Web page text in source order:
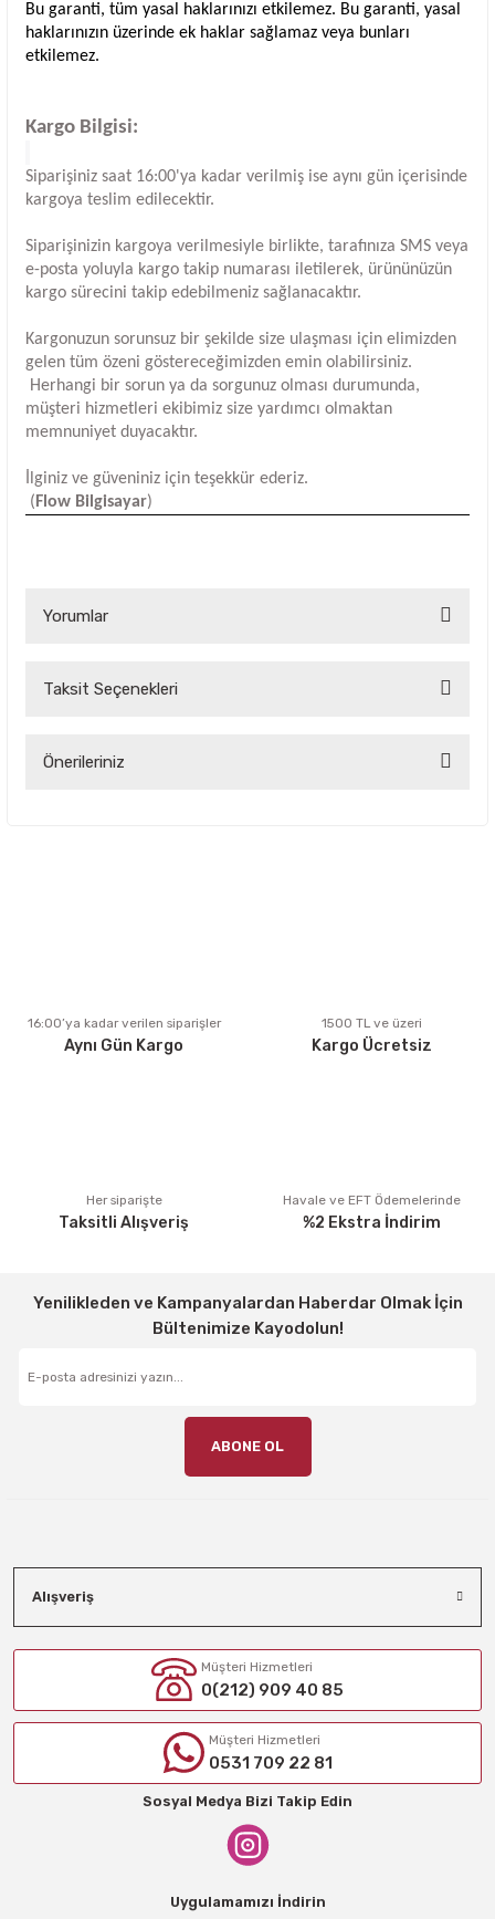
Bu garanti, tüm yasal haklarınızı etkilemez. Bu garanti, yasal
haklarınızın üzerinde ek haklar sağlamaz veya bunları
etkilemez.
Kargo Bilgisi:
Siparişiniz saat 16:00'ya kadar verilmiş ise aynı gün içerisinde
kargoya teslim edilecektir.
Siparişinizin kargoya verilmesiyle birlikte, tarafınıza SMS veya
e-posta yoluyla kargo takip numarası iletilerek, ürününüzün
kargo sürecini takip edebilmeniz sağlanacaktır.
Kargonuzun sorunsuz bir şekilde size ulaşması için elimizden
gelen tüm özeni göstereceğimizden emin olabilirsiniz.
Herhangi bir sorun ya da sorgunuz olması durumunda,
müşteri hizmetleri ekibimiz size yardımcı olmaktan
memnuniyet duyacaktır.
İlginiz ve güveniniz için teşekkür ederiz.
( Flow Bilgisayar)
Yorumlar
Bu ürüne ilk yorumu siz yapın!
Taksit Seçenekleri
Önerileriniz
Ürün fiyatı diğer sitelerden daha pahalı.
Bu ürüne benzer farklı alternatifler olmalı.
16:00’ya kadar verilen siparişler
Aynı Gün Kargo
1500 TL ve üzeri
Kargo Ücretsiz
Her siparişte
Taksitli Alışveriş
Havale ve EFT Ödemelerinde
%2 Ekstra İndirim
Yenilikleden ve Kampanyalardan Haberdar Olmak İçin
Bültenimize Kayodolun!
ABONE OL
Alışveriş
Müşteri Hizmetleri
0(212) 909 40 85
Müşteri Hizmetleri
0531 709 22 81
Sosyal Medya Bizi Takip Edin
Uygulamamızı İndirin